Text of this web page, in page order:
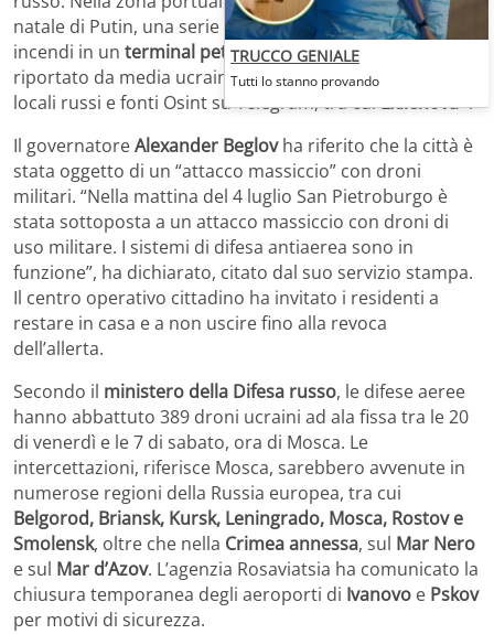
natale di Putin, una serie di esplosioni ha provocato
incendi in un terminal petrolifero, secondo quanto
riportato da media ucraini che citano canali pubblici
locali russi e fonti Osint su Telegram, tra cuiExilenova+.
Il governatoreAlexander Beglovha riferito che la città è
stata oggetto di un “attacco massiccio” con droni
militari. “Nella mattina del 4 luglio San Pietroburgo è
stata sottoposta a un attacco massiccio con droni di
uso militare. I sistemi di difesa antiaerea sono in
funzione”, ha dichiarato, citato dal suo servizio stampa.
Il centro operativo cittadino ha invitato i residenti a
restare in casa e a non uscire fino alla revoca
dell’allerta.
Secondo il ministero della Difesa russo, le difese aeree
hanno abbattuto 389 droni ucraini ad ala fissa tra le 20
di venerdì e le 7 di sabato, ora di Mosca. Le
intercettazioni, riferisce Mosca, sarebbero avvenute in
numerose regioni della Russia europea, tra cui
Belgorod, Briansk, Kursk, Leningrado, Mosca, Rostov e
Smolensk, oltre che nella Crimea annessa, sul Mar Nero
e sul Mar d’Azov. L’agenzia Rosaviatsia ha comunicato la
chiusura temporanea degli aeroporti di Ivanovo e Pskov
per motivi di sicurezza.
TRUCCO GENIALE
Tutti lo stanno provando